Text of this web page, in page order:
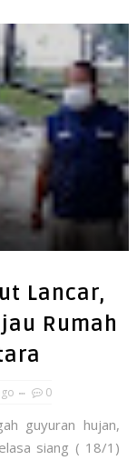
Lancar,
Rumah
0
guyuran hujan,
siang ( 18/1)